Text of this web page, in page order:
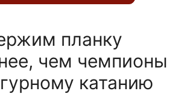
планку
чем чемпионы
катанию